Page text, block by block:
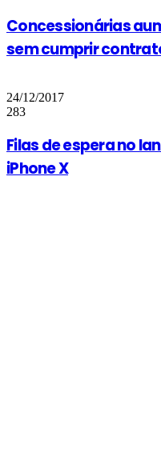
Concessionárias
sem cumprir
24/12/2017
283
Filas de espera no
iPhone X